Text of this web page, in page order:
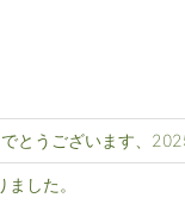
とうございます、
した。